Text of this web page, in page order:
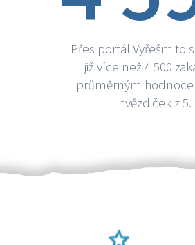
Přes portál Vyřešmito
již více než 4 500
průměrným
hvězdiček z 5.